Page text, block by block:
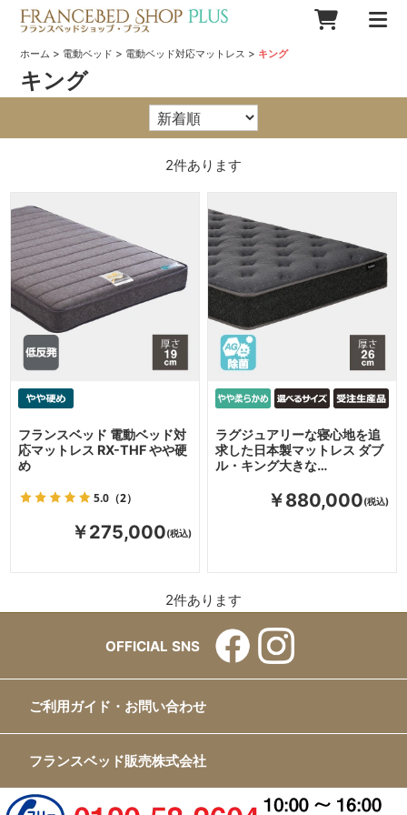
ホーム > 電動ベッド > 電動ベッド対応マットレス > キング
キング
2件あります
フランスベッド 電動ベッド対
応マットレス RX-THF やや硬
め
5.0 （2）
￥275,000
ラグジュアリーな寝心地を追
求した日本製マットレス ダブ
ル・キング大きな…
￥880,000
2件あります
OFFICIAL SNS
ご利用ガイド・お問い合わせ
フランスベッド販売株式会社